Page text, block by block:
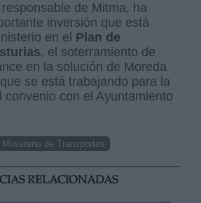
de Mitma, ha
inversión que está
en el Plan de
, el soterramiento de
en la solución de Moreda
se está trabajando para la
convenio con el Ayuntamiento
Ministerio de Transportes
RELACIONADAS